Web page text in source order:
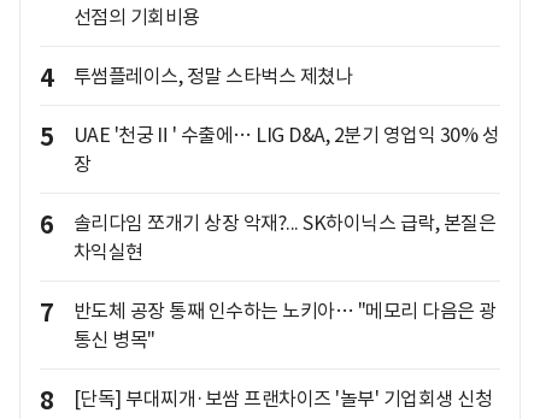
선점의 기회비용
4 투썸플레이스, 정말 스타벅스 제쳤나
5
UAE '천궁Ⅱ' 수출에… LIG D&A, 2분기 영업익 30% 성
장
6
솔리다임 쪼개기 상장 악재?... SK하이닉스 급락, 본질은
차익실현
7
반도체 공장 통째 인수하는 노키아… "메모리 다음은 광
통신 병목"
8 [단독] 부대찌개·보쌈 프랜차이즈 '놀부' 기업회생 신청